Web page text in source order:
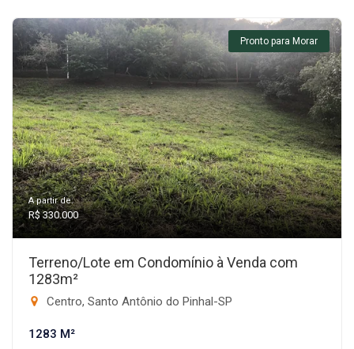
Pronto para Morar
A partir de:
R$ 330.000
Terreno/Lote em Condomínio à Venda com
1283m²
Centro, Santo Antônio do Pinhal-SP
1283 M²